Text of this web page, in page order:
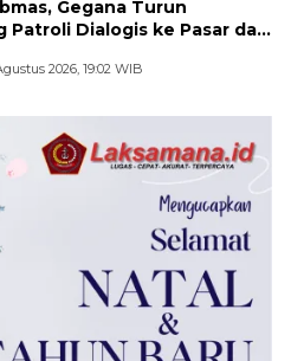
Gegana Turun
Patroli Dialogis ke Pasar dan
2026, 19:02 WIB